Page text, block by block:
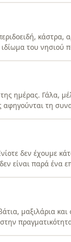
κάστρα,
του νησιού
ημέρας. Γάλα,
αφηγούνται τη
δεν έχουμε
είναι παρά ένα
μαξιλάρια και